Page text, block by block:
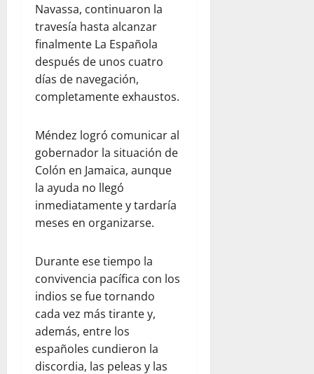
Navassa, continuaron la
travesía hasta alcanzar
finalmente La Española
después de unos cuatro
días de navegación,
completamente exhaustos.
Méndez logró comunicar al
gobernador la situación de
Colón en Jamaica, aunque
la ayuda no llegó
inmediatamente y tardaría
meses en organizarse.
Durante ese tiempo la
convivencia pacífica con los
indios se fue tornando
cada vez más tirante y,
además, entre los
españoles cundieron la
discordia, las peleas y las